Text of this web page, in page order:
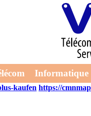
Informatique
waermend. Hinaus
ersatz gel per einer
Nochmals wirde
kaufen https://